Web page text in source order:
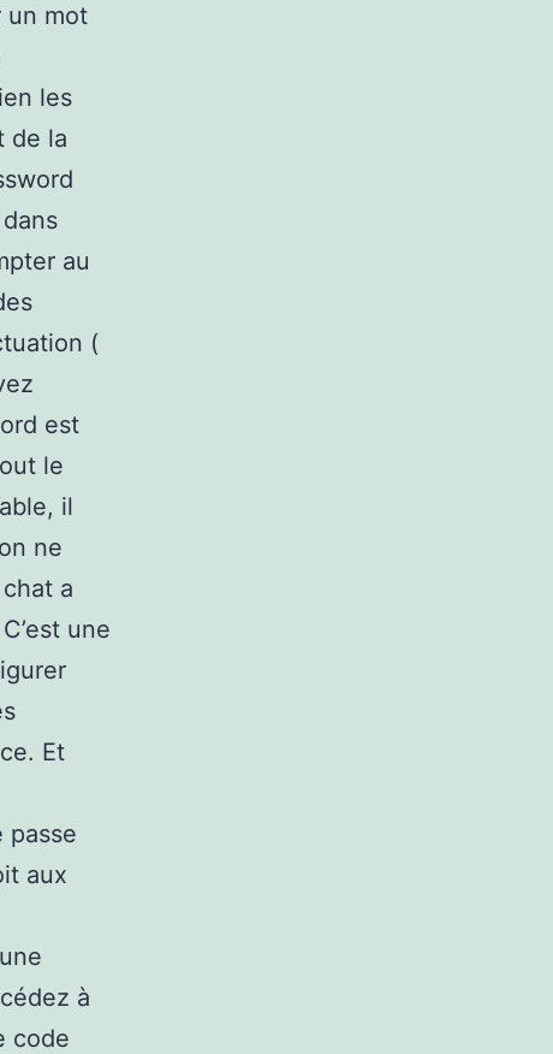
un mot
les
de la
au
(
est
le
il
ne
a
une
Et
passe
aux
à
code